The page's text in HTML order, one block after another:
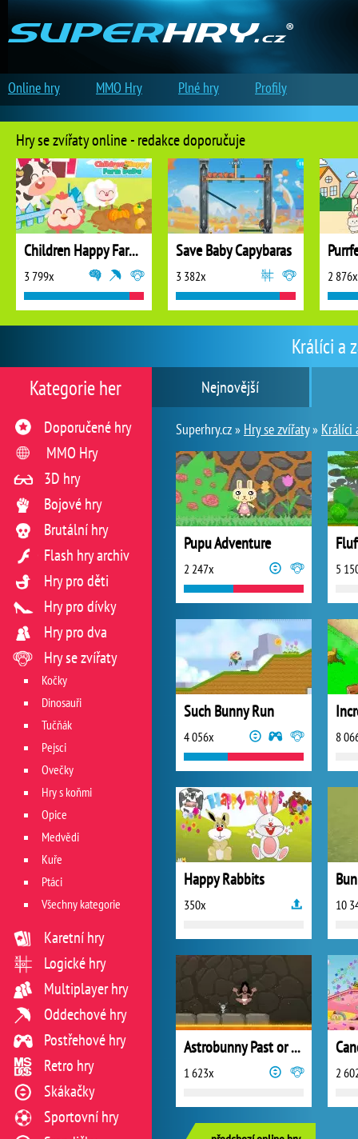
Králíci a
Nejnovější
Superhry.cz » Hry se zvířaty» Králíci
Pupu Adventure
2 247x 5
Such Bunny Run
4 056x 8
Happy Rabbits
350x 10
Astrobunny Past or Future
1 623x 2
Kategorie her
Doporučené hry
MMO Hry
3D hry
Bojové hry
Brutální hry
Flash hry archiv
Hry pro děti
Hry pro dívky
Hry pro dva
Hry se zvířaty
Kočky
Dinosauři
Tučňák
Pejsci
Ovečky
Hry s koňmi
Opice
Medvědi
Kuře
Ptáci
Všechny kategorie
Karetní hry
Logické hry
Multiplayer hry
Oddechové hry
Postřehové hry
Retro hry
Skákačky
Sportovní hry
Hry se zvířaty online - redakce doporučuje
Children Happy Farm DuDu
3 799x
Save Baby Capybaras
3 382x 2 876x
Online hry MMO Hry Plné hry Profily